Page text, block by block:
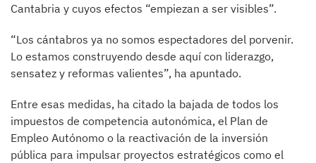
Cantabria y cuyos efectos “empiezan a ser visibles”.
“Los cántabros ya no somos espectadores del porvenir.
Lo estamos construyendo desde aquí con liderazgo,
sensatez y reformas valientes”, ha apuntado.
Entre esas medidas, ha citado la bajada de todos los
impuestos de competencia autonómica, el Plan de
Empleo Autónomo o la reactivación de la inversión
pública para impulsar proyectos estratégicos como el